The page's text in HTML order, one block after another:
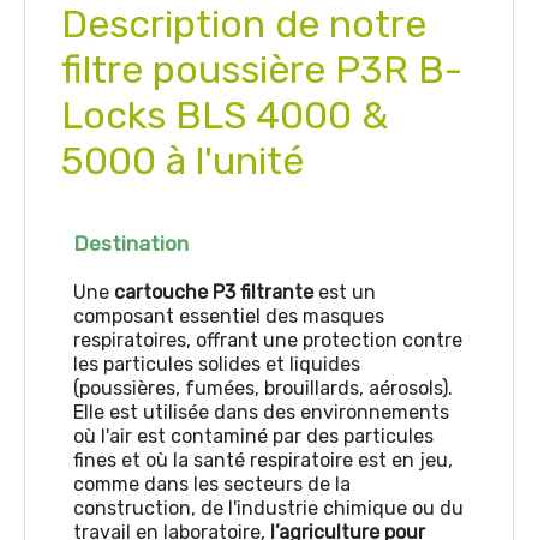
Description de notre
filtre poussière P3R B-
Locks BLS 4000 &
5000 à l'unité
Destination
Une cartouche P3 filtranteest un
composant essentiel des masques
respiratoires, offrant une protection contre
les particules solides et liquides
(poussières, fumées, brouillards, aérosols).
Elle est utilisée dans des environnements
où l'air est contaminé par des particules
fines et où la santé respiratoire est en jeu,
comme dans les secteurs de la
construction, de l'industrie chimique ou du
travail en laboratoire, l’agriculture pour